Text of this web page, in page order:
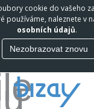
cookie do vašeho
používáme, naleznete v
osobních údajů.
Nezobrazovat znovu